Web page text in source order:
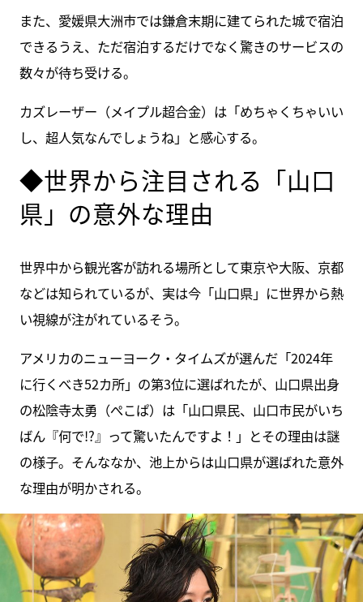
また、愛媛県大洲市では鎌倉末期に建てられた城で宿泊
できるうえ、ただ宿泊するだけでなく驚きのサービスの
数々が待ち受ける。
カズレーザー（メイプル超合金）は「めちゃくちゃいい
し、超人気なんでしょうね」と感心する。
◆世界から注目される「山口
県」の意外な理由
世界中から観光客が訪れる場所として東京や大阪、京都
などは知られているが、実は今「山口県」に世界から熱
い視線が注がれているそう。
アメリカのニューヨーク・タイムズが選んだ「2024年
に行くべき52カ所」の第3位に選ばれたが、山口県出身
の松陰寺太勇（ぺこぱ）は「山口県民、山口市民がいち
ばん『何で!?』って驚いたんですよ！」とその理由は謎
の様子。そんななか、池上からは山口県が選ばれた意外
な理由が明かされる。